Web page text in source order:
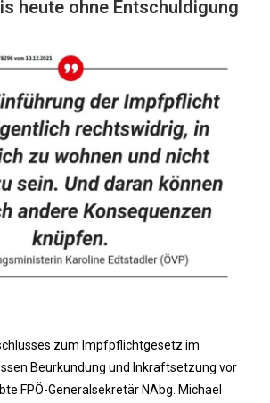
heute ohne Entschuldigung
zum Impfpflichtgesetz im
Beurkundung und Inkraftsetzung vor
FPÖ-Generalsekretär NAbg. Michael